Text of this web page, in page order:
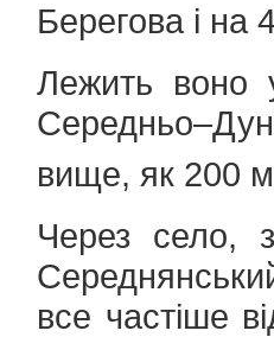
Берегова і на
Лежить воно
вище, як 200
Через село,
все частіше